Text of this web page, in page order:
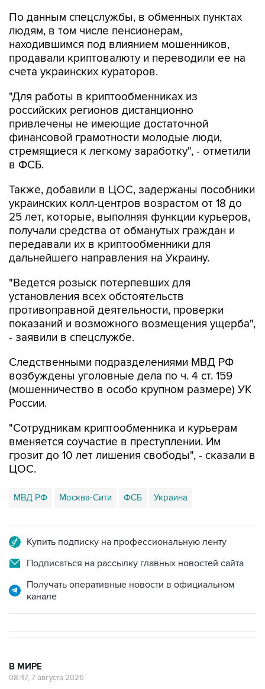
По данным спецслужбы, в обменных пунктах
людям, в том числе пенсионерам,
находившимся под влиянием мошенников,
продавали криптовалюту и переводили ее на
счета украинских кураторов.
"Для работы в криптообменниках из
российских регионов дистанционно
привлечены не имеющие достаточной
финансовой грамотности молодые люди,
стремящиеся к легкому заработку", - отметили
в ФСБ.
Также, добавили в ЦОС, задержаны пособники
украинских колл-центров возрастом от 18 до
25 лет, которые, выполняя функции курьеров,
получали средства от обманутых граждан и
передавали их в криптообменники для
дальнейшего направления на Украину.
"Ведется розыск потерпевших для
установления всех обстоятельств
противоправной деятельности, проверки
показаний и возможного возмещения ущерба",
- заявили в спецслужбе.
Следственными подразделениями МВД РФ
возбуждены уголовные дела по ч. 4 ст. 159
(мошенничество в особо крупном размере) УК
России.
"Сотрудникам криптообменника и курьерам
вменяется соучастие в преступлении. Им
грозит до 10 лет лишения свободы", - сказали в
ЦОС.
МВД РФ Москва-Сити ФСБ Украина
Купить подписку на профессиональную ленту
Подписаться на рассылку главных новостей сайта
Получать оперативные новости в официальном
канале
В МИРЕ
08:47, 7 августа 2026